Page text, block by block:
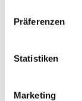
Präferenzen
Statistiken
Marketing